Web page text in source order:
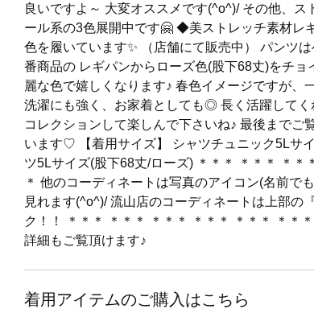
良いですよ～ 大変オススメです(^o^)/ その他、ス
ール系の3色展開中です🤗 ◆美ストレッチ素材レ
色を履いています✨ （店舗にて販売中） パンツ
番商品の レギパンからローズ色(股下68丈)をチョ
麗な色で嬉しくなります♪ 春色イメージですが、
洗濯にも強く、お家着としても◎ 長く活躍して
コレクションして楽しんで下さいね♪ 最後までご
います♡ 【着用サイズ】 シャツチュニック5Lサ
ツ5Lサイズ(股下68丈/ローズ) ＊＊＊ ＊＊＊ ＊＊
＊ 他のコーディネートは写真のアイコン(名前で
見れます(^o^)/ 流山店のコーディネートは上部の
ク！！ ＊＊＊ ＊＊＊ ＊＊＊ ＊＊＊ ＊＊＊ ＊＊
詳細もご覧頂けます♪
着用アイテムのご購入はこちら